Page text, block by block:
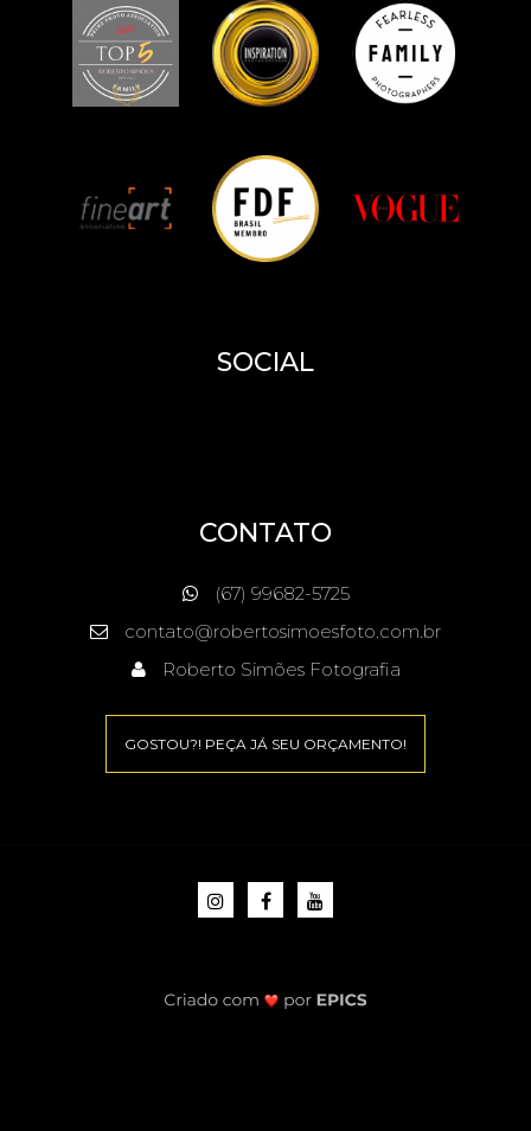
SOCIAL
CONTATO
(67) 99682-5725
contato@robertosimoesfoto.com.br
Roberto Simões Fotografia
GOSTOU?! PEÇA JÁ SEU ORÇAMENTO!